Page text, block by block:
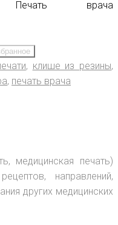
Печать врача
, клише из резины,
, печать врача
медицинская печать)
направлений,
других медицинских